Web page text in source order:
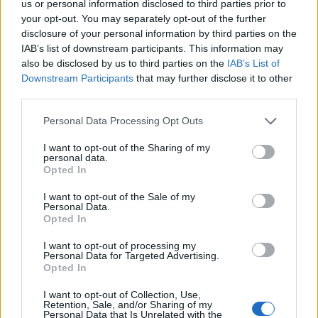
us or personal information disclosed to third parties prior to
your opt-out. You may separately opt-out of the further
disclosure of your personal information by third parties on the
IAB’s list of downstream participants. This information may
also be disclosed by us to third parties on the IAB’s List of
Downstream Participants that may further disclose it to other
Personal Data Processing Opt Outs
I want to opt-out of the Sharing of my
personal data.
Opted In
I want to opt-out of the Sale of my
Personal Data.
Opted In
I want to opt-out of processing my
Personal Data for Targeted Advertising.
Opted In
I want to opt-out of Collection, Use,
Retention, Sale, and/or Sharing of my
Personal Data that Is Unrelated with the
Ganz lieben Dank
GrannyElli
2 Januar 2025
Team Farmerama DE
Zitat von GrannyElli:
Guten Tag Zusammen,
zunächst wünsche ich Euch ein frohes und gesundes neues
Jahr
Ich habe vorhin bei REWE das neue Monatspaket bar bezahlt-
es wurde mir jetzt auch im Spiel gutgeschrieben - soweit so gut.
seitdem sind meine Marmeladen und andere Produkte aus der
Vorratskammer verschwunden - ebenso sind sämtliche
Lösch bitte einmal dein Browsercache.